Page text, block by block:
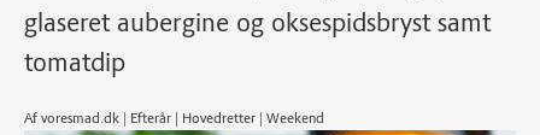
glaseret aubergine og oksespidsbryst samt
tomatdip
Af voresmad.dk | Efterår | Hovedretter | Weekend